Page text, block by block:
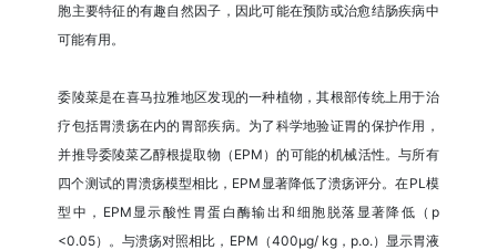
胞主要特征的有趣自然因子，因此可能在预防或治愈结肠疾病中
可能有用。
委陵菜是在喜马拉雅地区发现的一种植物，其根部传统上用于治
疗包括胃溃疡在内的胃部疾病。为了科学地验证胃的保护作用，
并推导委陵菜乙醇根提取物（EPM）的可能的机械活性。与所有
四个测试的胃溃疡模型相比，EPM显著降低了溃疡评分。在PL模
型中，EPM显示酸性胃蛋白酶输出和细胞脱落显著降低（p
<0.05）。与溃疡对照相比，EPM（400μg/ kg，p.o.）显示胃液